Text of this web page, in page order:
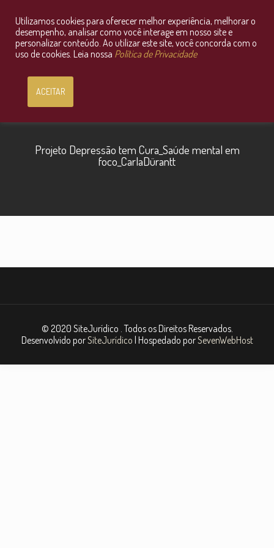
Consultoria Jurídica OnLine
Projeto Depressão tem Cura_Saúde mental em
foco_CarlaDürantt
© 2020 SiteJurídico . Todos os Direitos Reservados.
Desenvolvido porSiteJurídico | Hospedado porSevenWebHost
Utilizamos cookies para oferecer melhor experiência, melhorar o
desempenho, analisar como você interage em nosso site e
personalizar conteúdo. Ao utilizar este site, você concorda com o
uso de cookies. Leia nossa Política de Privacidade
ACEITAR